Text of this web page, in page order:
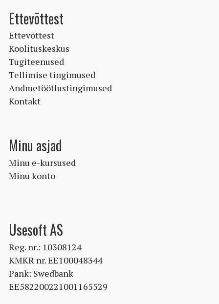
Ettevõttest
Ettevõttest
Koolituskeskus
Tugiteenused
Tellimise tingimused
Andmetöötlustingimused
Kontakt
Minu asjad
Minu e-kursused
Minu konto
Usesoft AS
Reg. nr.: 10308124
KMKR nr. EE100048344
Pank: Swedbank
EE582200221001165529